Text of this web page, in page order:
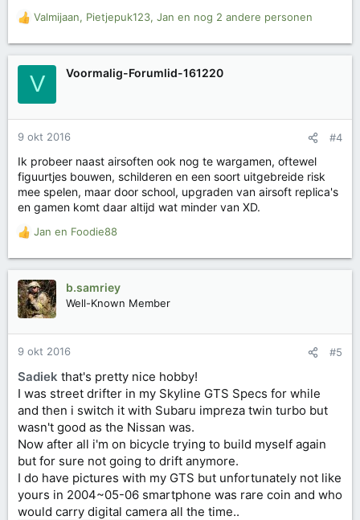
W
r
i
n
e
n
:
Valmijaan, Pietjepuk123, Jan en nog 2 andere personen
V Voormalig-Forumlid-161220
9 okt 2016 #4
Ik probeer naast airsoften ook nog te wargamen, oftewel
figuurtjes bouwen, schilderen en een soort uitgebreide risk
mee spelen, maar door school, upgraden van airsoft replica's
en gamen komt daar altijd wat minder van XD.
W
r
d
e
i
n
e
n
:
Jan en Foodie88
b.samriey
Well-Known Member
9 okt 2016 #5
Sadiek that's pretty nice hobby!
I was street drifter in my Skyline GTS Specs for while
and then i switch it with Subaru impreza twin turbo but
wasn't good as the Nissan was.
Now after all i'm on bicycle trying to build myself again
but for sure not going to drift anymore.
I do have pictures with my GTS but unfortunately not like
yours in 2004~05-06 smartphone was rare coin and who
would carry digital camera all the time..